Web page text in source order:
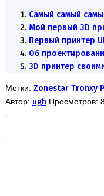
Самый самый
Мой первый 3D
Первый принтер
Об
3D принтер
Метки: Zonestar Tronxy
Автор: ugh Просмотров: